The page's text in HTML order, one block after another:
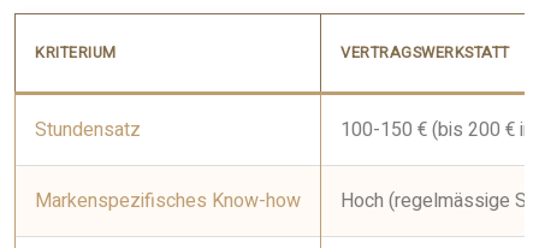
KRITERIUM VERTRAGSWERKSTATT
Stundensatz 100-150 € (bis 200 €
Markenspezifisches Know-how Hoch (regelmässige